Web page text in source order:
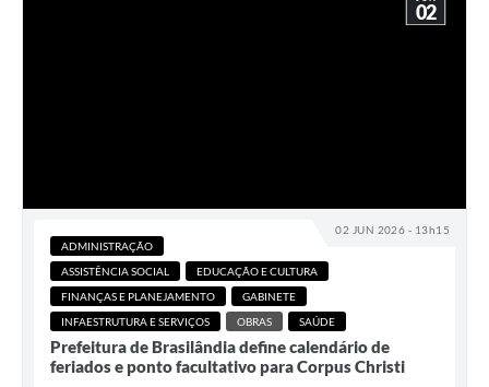
02 JUN 2026 - 13h15
02
ADMINISTRAÇÃO
ASSISTÊNCIA SOCIAL
EDUCAÇÃO E CULTURA
FINANÇAS E PLANEJAMENTO
GABINETE
INFAESTRUTURA E SERVIÇOS
OBRAS SAÚDE
Prefeitura de Brasilândia define calendário de
feriados e ponto facultativo para Corpus Christi